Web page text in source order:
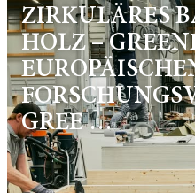
ZIRKULÄRES
HOLZ –
GREE …